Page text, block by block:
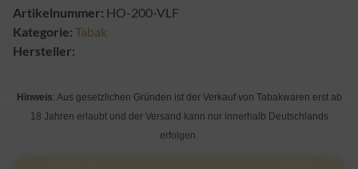
Artikelnummer: HO-200-VLF
Kategorie: Tabak
Hersteller:
Hinweis: Aus gesetzlichen Gründen ist der Verkauf von Tabakwaren erst ab
18 Jahren erlaubt und der Versand kann nur innerhalb Deutschlands
erfolgen.